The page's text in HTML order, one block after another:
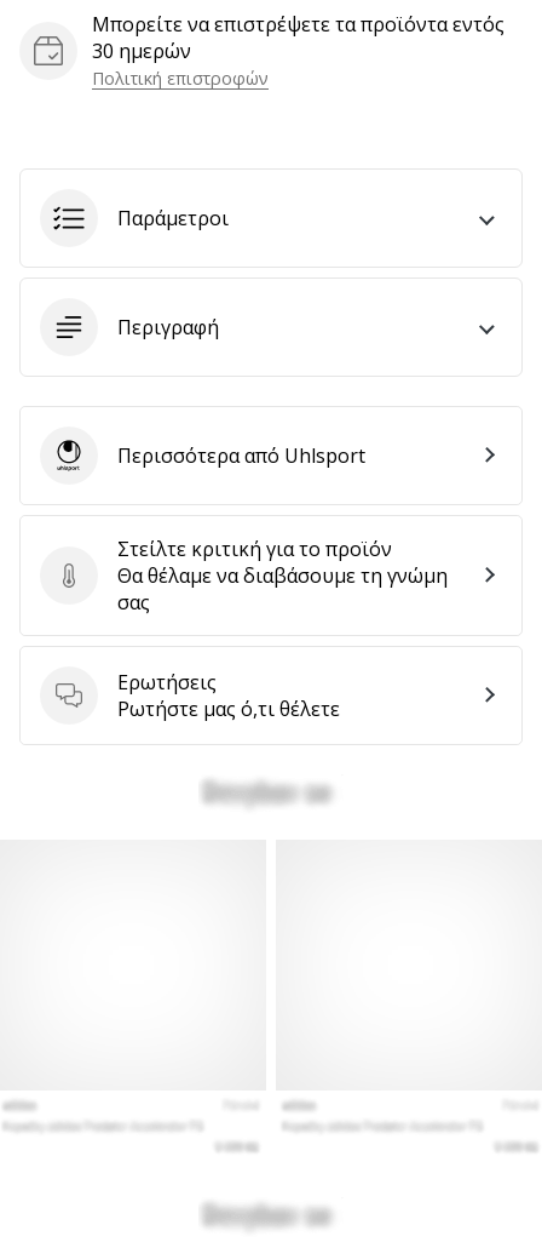
Εμφάνιση
άρθρων
Μπορείτε να επιστρέψετε τα προϊόντα εντός
30 ημερών
Πολιτική επιστροφών
Παράμετροι
Περιγραφή
Στείλτε κριτική για το προϊόν
Στείλτε κριτική για το προϊόν
Θα θέλαμε να διαβάσουμε τη γνώμη
σας
Ερωτήσεις
Ερωτήσεις
Ρωτήστε μας ό,τι θέλετε
UhlsportΠερισσότερα από Uhlsport